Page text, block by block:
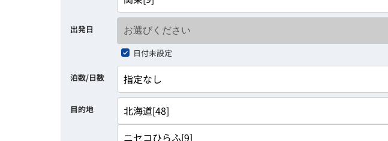
出発日
日付未設定
泊数/日数
目的地